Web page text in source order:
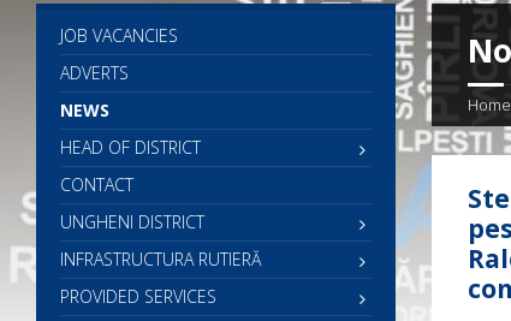
Home
JOB VACANCIES
ADVERTS
NEWS
HEAD OF DISTRICT
CONTACT
UNGHENI DISTRICT
INFRASTRUCTURA RUTIERĂ
PROVIDED SERVICES